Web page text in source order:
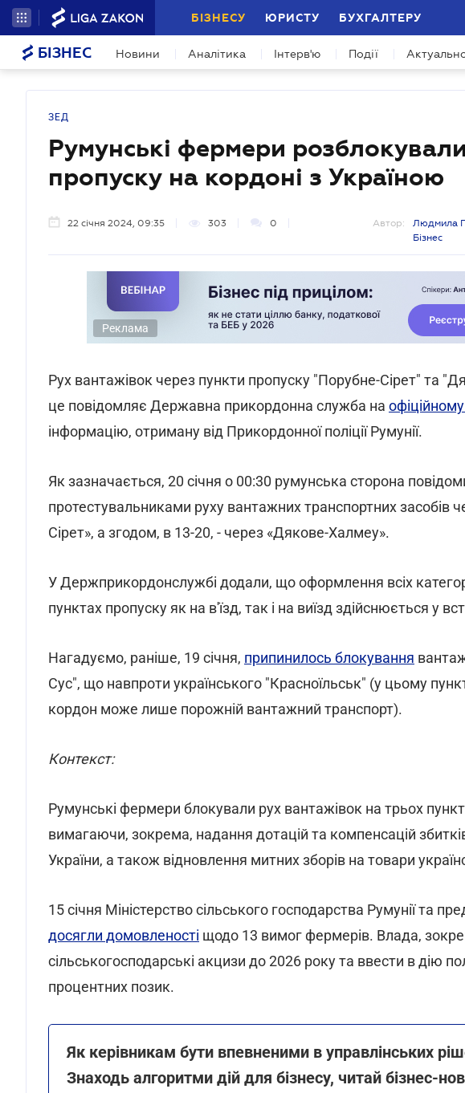
БІЗНЕСУ ЮРИСТУ БУХГАЛТЕРУ
БІЗНЕС Новини Аналітика Інтерв'ю Події
ЗЕД
Румунські фермери
пропуску на кордоні з Україною
22 січня 2024, 09:35 303 0 Автор:
Людмила
Бізнес
Реклама
Рух вантажівок через пункти пропуску "Порубне-Сірет" та
це повідомляє Державна прикордонна служба на офіційному
інформацію, отриману від Прикордонної поліції Румунії.
Як зазначається, 20 січня о 00:30 румунська сторона
протестувальниками руху вантажних транспортних засобів
Сірет», а згодом, в 13-20, - через «Дякове-Халмеу».
У Держприкордонслужбі додали, що оформлення всіх
пунктах пропуску як на в'їзд, так і на виїзд здійснюється у
Нагадуємо, раніше, 19 січня, припинилось блокування
Сус", що навпроти українського "Красноїльськ" (у цьому
кордон може лише порожній вантажний транспорт).
Контекст:
Румунські фермери блокували рух вантажівок на трьох
вимагаючи, зокрема, надання дотацій та компенсацій
України, а також відновлення митних зборів на товари
15 січня Міністерство сільського господарства Румунії та
досягли домовленості щодо 13 вимог фермерів. Влада,
сільськогосподарські акцизи до 2026 року та ввести в дію
процентних позик.
Як керівникам бути впевненими в управлінських
Знаходь алгоритми дій для бізнесу, читай бізнес-